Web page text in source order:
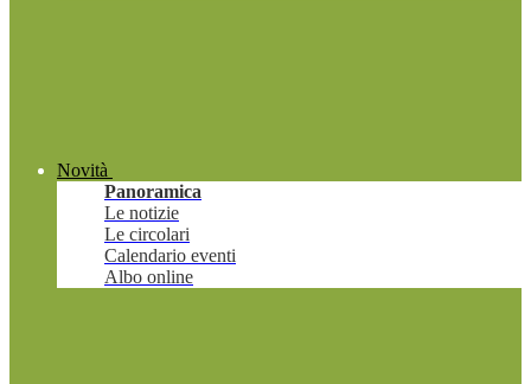
Novità
Panoramica
Le notizie
Le circolari
Calendario eventi
Albo online